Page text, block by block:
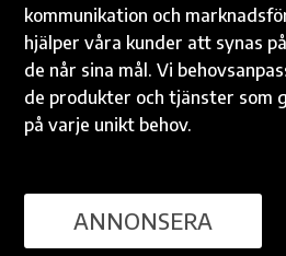
kommunikation och
hjälper våra kunder att synas
de når sina mål. Vi
de produkter och tjänster som
på varje unikt behov.
ANNONSERA